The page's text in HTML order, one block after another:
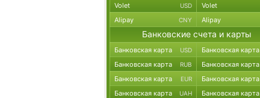
Volet USD Volet
Alipay CNY Alipay
Банковские счета и карты
Банковская карта USD Банковская карта
Банковская карта RUB Банковская карта
Банковская карта EUR Банковская карта
Банковская карта UAH Банковская карта